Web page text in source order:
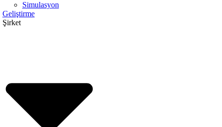
Simulasyon
Geliştirme
Şirket